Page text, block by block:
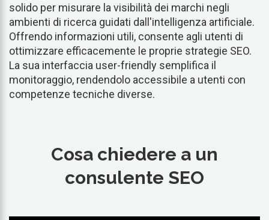
solido per misurare la visibilità dei marchi negli
ambienti di ricerca guidati dall'intelligenza artificiale.
Offrendo informazioni utili, consente agli utenti di
ottimizzare efficacemente le proprie strategie SEO.
La sua interfaccia user-friendly semplifica il
monitoraggio, rendendolo accessibile a utenti con
competenze tecniche diverse.
Cosa chiedere a un
consulente SEO